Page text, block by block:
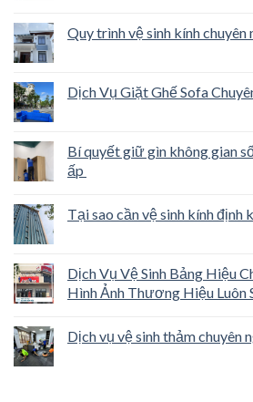
Quy trình vệ sinh kính chuyên
Dịch Vụ Giặt Ghế Sofa
Bí quyết giữ gìn không gian
ấp
Tại sao cần vệ sinh kính định
Dịch Vụ Vệ Sinh Bảng Hiệu
Hình Ảnh Thương Hiệu Luôn
Dịch vụ vệ sinh thảm chuyên